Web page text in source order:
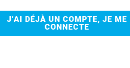
J’AI DÉJÀ UN COMPTE, JE ME
CONNECTE